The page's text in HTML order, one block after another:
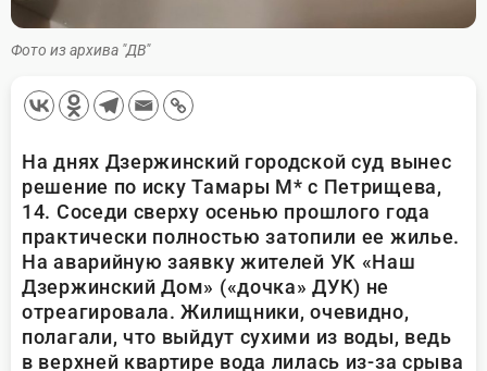
Фото из архива "ДВ"
На днях Дзержинский городской суд вынес
решение по иску Тамары М* с Петрищева,
14. Соседи сверху осенью прошлого года
практически полностью затопили ее жилье.
На аварийную заявку жителей УК «Наш
Дзержинский Дом» («дочка» ДУК) не
отреагировала. Жилищники, очевидно,
полагали, что выйдут сухими из воды, ведь
в верхней квартире вода лилась из-за срыва